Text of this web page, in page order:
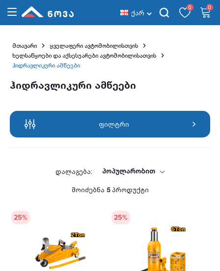
ქარ
0 0
მთავარი
ყველაფერი ავტომობილისთვის
ხელსაწყოები და აქსესუარები ავტომობილისათვის
ჰიდრავლიკური ამწეები
ჰიდრავლიკური ამწეები
ფილტრი
დალაგება: პოპულარობით
მოიძებნა 5პროდუქტი
25% 25%